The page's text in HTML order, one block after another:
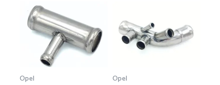
Opel Opel